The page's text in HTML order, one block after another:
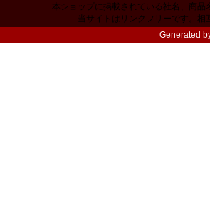
本ショップに掲載されている社名、商
当サイトはリンクフリーです。相
Generated